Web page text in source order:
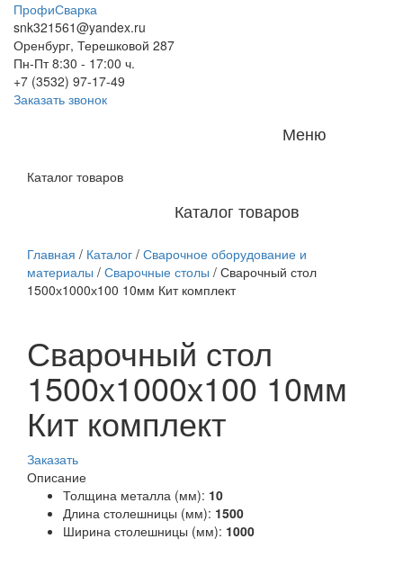
ПрофиСварка
snk321561@yandex.ru
Оренбург, Терешковой 287
Пн-Пт 8:30 - 17:00 ч.
+7 (3532) 97-17-49
Заказать звонок
Меню
Каталог товаров
Каталог товаров
Главная / Каталог / Сварочное оборудование и
материалы / Сварочные столы / Сварочный стол
1500х1000х100 10мм Кит комплект
Сварочный стол
1500х1000х100 10мм
Кит комплект
Заказать
Описание
Толщина металла (мм): 10
Длина столешницы (мм): 1500
Ширина столешницы (мм): 1000